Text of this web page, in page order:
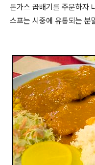
돈가스 곱배기를 주문하자
스프는 시중에 유통되는 분